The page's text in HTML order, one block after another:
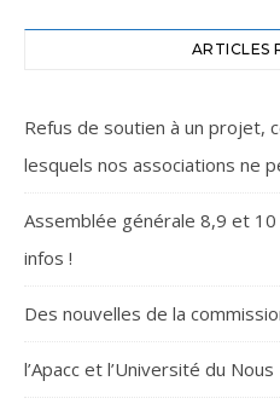
ARTICLES
Refus de soutien à un projet,
lesquels nos associations ne
Assemblée générale 8,9 et
infos !
Des nouvelles de la
l’Apacc et l’Université du Nous